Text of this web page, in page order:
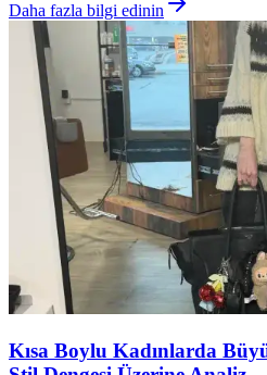
Daha fazla bilgi edinin
Kısa Boylu Kadınlarda